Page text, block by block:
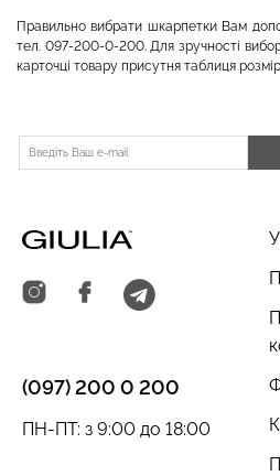
Правильно вибрати шкарпетки Вам
тел. 097-200-0-200. Для зручності
карточці товару присутня таблиця
(097) 200 0 200
ПН-ПТ: з 9:00 до 18:00